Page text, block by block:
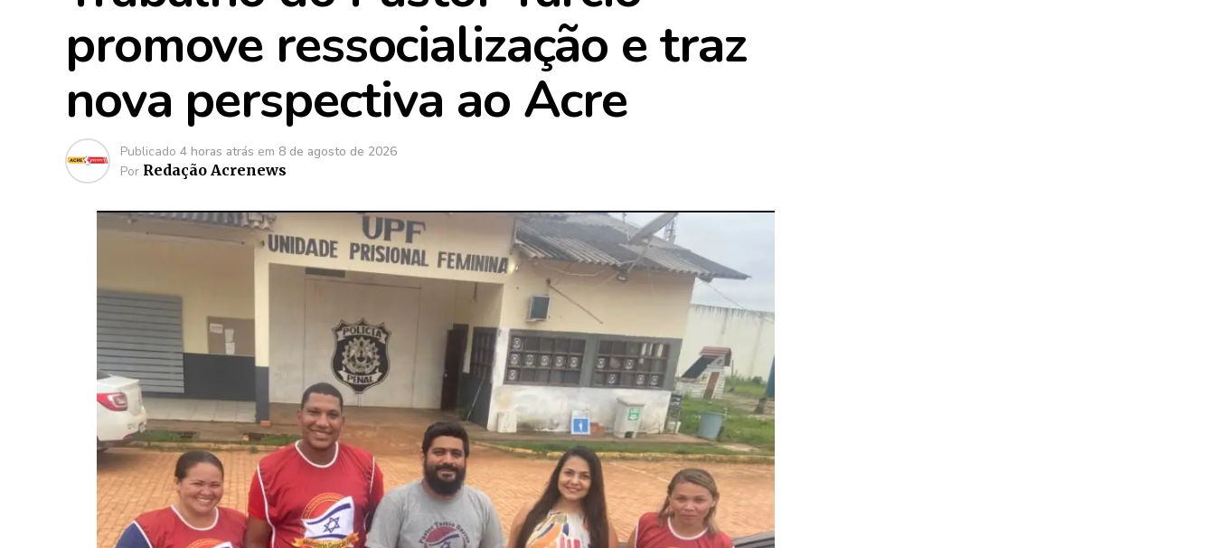
promove ressocialização e traz
nova perspectiva ao Acre
Publicado 4 horas atrás em 8 de agosto de 2026
Por Redação Acrenews